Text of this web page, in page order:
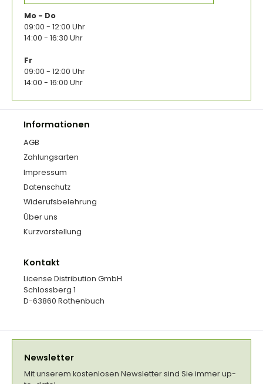
Mo - Do
09:00 - 12:00 Uhr
14:00 - 16:30 Uhr
Fr
09:00 - 12:00 Uhr
14:00 - 16:00 Uhr
Informationen
AGB
Zahlungsarten
Impressum
Datenschutz
Widerufsbelehrung
Über uns
Kurzvorstellung
Kontakt
License Distribution GmbH
Schlossberg 1
D-63860 Rothenbuch
Newsletter
Mit unserem kostenlosen Newsletter sind Sie immer up-